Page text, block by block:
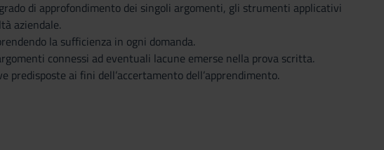
di approfondimento dei singoli argomenti, gli strumenti applicativi
aziendale.
la sufficienza in ogni domanda.
connessi ad eventuali lacune emerse nella prova scritta.
ai fini dell’accertamento dell’apprendimento.